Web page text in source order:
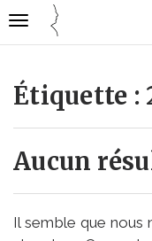
Gestion des traceurs
Cuisine
emploi
Ouvrir
Étiquette :
Aucun
Il semble que nous